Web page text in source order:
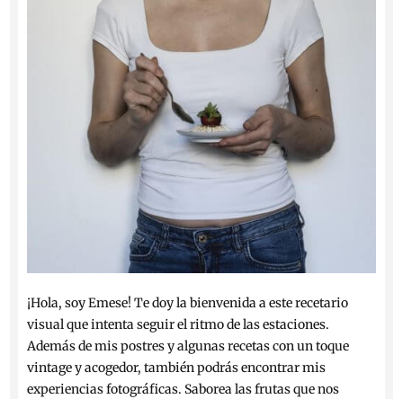
¡Hola, soy Emese! Te doy la bienvenida a este recetario
visual que intenta seguir el ritmo de las estaciones.
Además de mis postres y algunas recetas con un toque
vintage y acogedor, también podrás encontrar mis
experiencias fotográficas. Saborea las frutas que nos